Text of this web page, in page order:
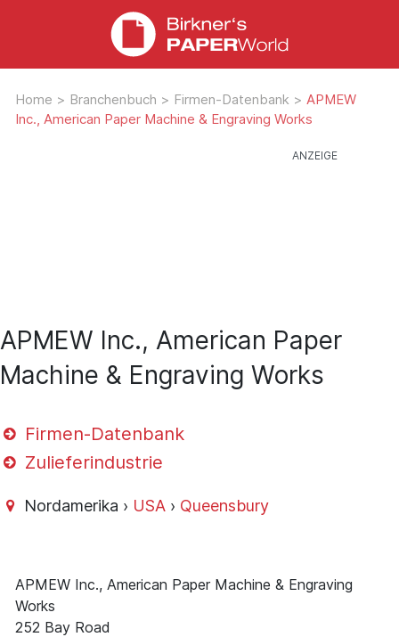
Home > Branchenbuch > Firmen-Datenbank > APMEW
Inc., American Paper Machine & Engraving Works
APMEW Inc., American Paper
Machine & Engraving Works
Firmen-Datenbank
Zulieferindustrie
Nordamerika › USA › Queensbury
APMEW Inc., American Paper Machine & Engraving
Works
252 Bay Road